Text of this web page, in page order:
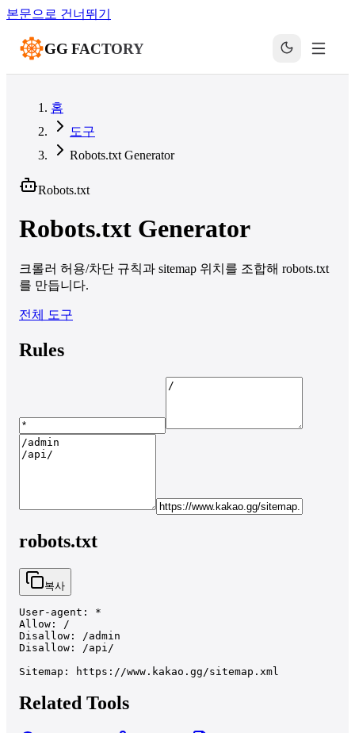
본문으로 건너뛰기
GG FACTORY
홈
도구
Robots.txt Generator
Robots.txt
Robots.txt Generator
크롤러 허용/차단 규칙과 sitemap 위치를 조합해 robots.txt
를 만듭니다.
전체 도구
Rules
robots.txt
복사
User-agent: *
Allow: /
Disallow: /admin
Disallow: /api/
Sitemap: https://www.kakao.gg/sitemap.xml
Related Tools